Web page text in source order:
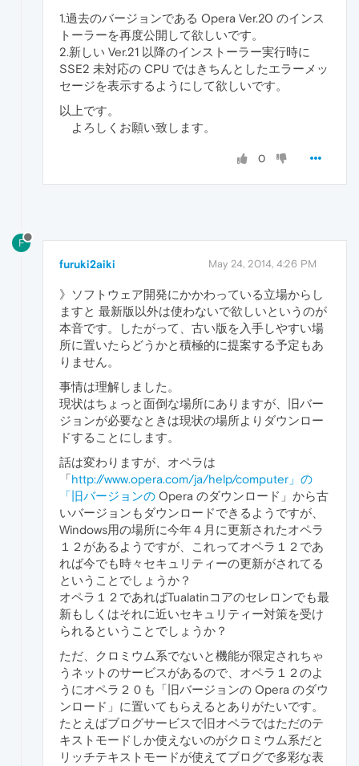
1.過去のバージョンである Opera Ver.20 のインス
トーラーを再度公開して欲しいです。
2.新しい Ver.21 以降のインストーラー実行時に
SSE2 未対応の CPU ではきちんとしたエラーメッ
セージを表示するようにして欲しいです。
以上です。
よろしくお願い致します。
0
F
furuki2aiki May 24, 2014, 4:26 PM
》ソフトウェア開発にかかわっている立場からし
ますと 最新版以外は使わないで欲しいというのが
本音です。したがって、古い版を入手しやすい場
所に置いたらどうかと積極的に提案する予定もあ
りません。
事情は理解しました。
現状はちょっと面倒な場所にありますが、旧バー
ジョンが必要なときは現状の場所よりダウンロー
ドすることにします。
話は変わりますが、オペラは
「http://www.opera.com/ja/help/computer」の
「旧バージョンの Opera のダウンロード」から古
いバージョンもダウンロードできるようですが、
Windows用の場所に今年４月に更新されたオペラ
１２があるようですが、これってオペラ１２であ
れば今でも時々セキュリティーの更新がされてる
ということでしょうか？
オペラ１２であればTualatinコアのセレロンでも最
新もしくはそれに近いセキュリティー対策を受け
られるということでしょうか？
ただ、クロミウム系でないと機能が限定されちゃ
うネットのサービスがあるので、オペラ１２のよ
うにオペラ２０も「旧バージョンの Opera のダウ
ンロード」に置いてもらえるとありがたいです。
たとえばブログサービスで旧オペラではただのテ
キストモードしか使えないのがクロミウム系だと
リッチテキストモードが使えてブログで多彩な表